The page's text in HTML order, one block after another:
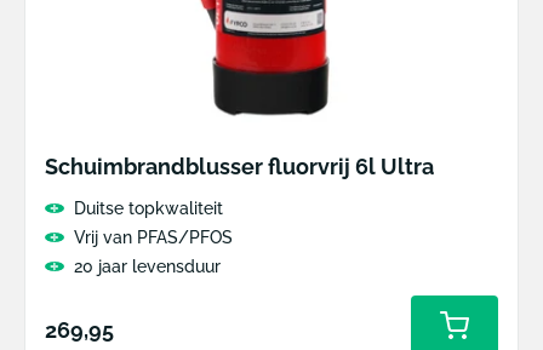
Schuimbrandblusser fluorvrij 6l Ultra
Duitse topkwaliteit
Vrij van PFAS/PFOS
20 jaar levensduur
Normale
269,95